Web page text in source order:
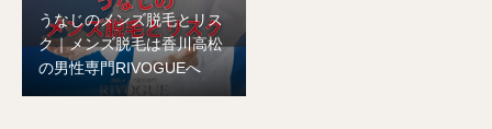
うなじのメンズ脱毛とリス
ク｜メンズ脱毛は香川高松
の男性専門RIVOGUEへ